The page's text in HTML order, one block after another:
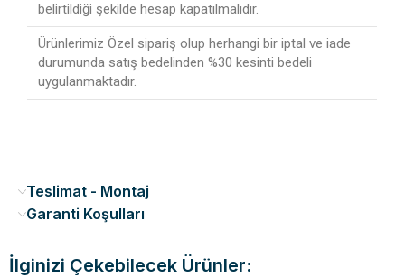
belirtildiği şekilde hesap kapatılmalıdır.
Ürünlerimiz Özel sipariş olup herhangi bir iptal ve iade
durumunda satış bedelinden %30 kesinti bedeli
uygulanmaktadır.
Teslimat - Montaj
Garanti Koşulları
İlginizi Çekebilecek Ürünler: